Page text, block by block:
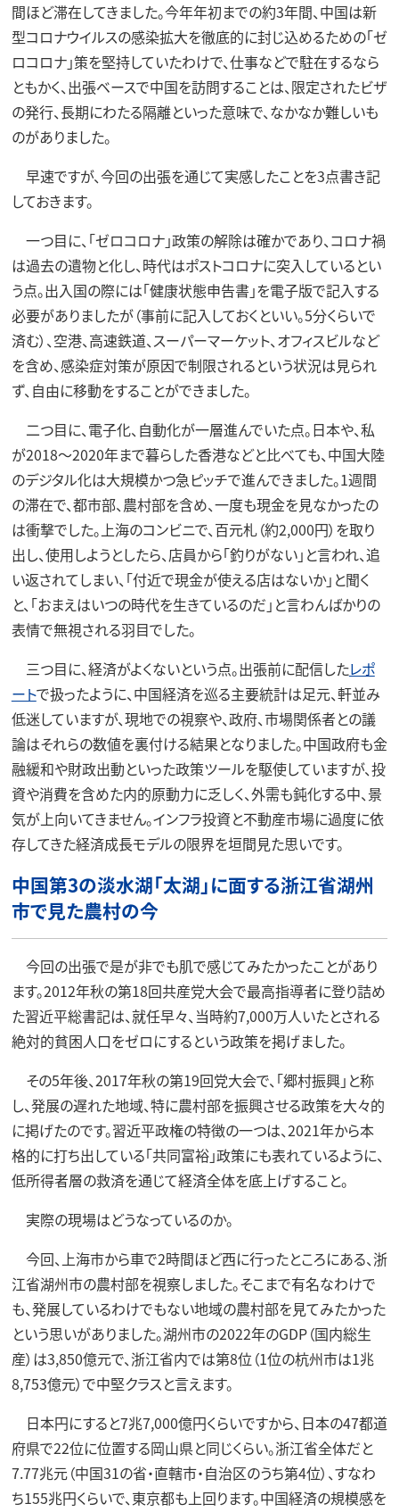
間ほど滞在してきました。今年年初までの約3年間、中国は新
型コロナウイルスの感染拡大を徹底的に封じ込めるための「ゼ
ロコロナ」策を堅持していたわけで、仕事などで駐在するなら
ともかく、出張ベースで中国を訪問することは、限定されたビザ
の発行、長期にわたる隔離といった意味で、なかなか難しいも
のがありました。
早速ですが、今回の出張を通じて実感したことを3点書き記
しておきます。
一つ目に、「ゼロコロナ」政策の解除は確かであり、コロナ禍
は過去の遺物と化し、時代はポストコロナに突入しているとい
う点。出入国の際には「健康状態申告書」を電子版で記入する
必要がありましたが（事前に記入しておくといい。5分くらいで
済む）、空港、高速鉄道、スーパーマーケット、オフィスビルなど
を含め、感染症対策が原因で制限されるという状況は見られ
ず、自由に移動をすることができました。
二つ目に、電子化、自動化が一層進んでいた点。日本や、私
が2018～2020年まで暮らした香港などと比べても、中国大陸
のデジタル化は大規模かつ急ピッチで進んできました。1週間
の滞在で、都市部、農村部を含め、一度も現金を見なかったの
は衝撃でした。上海のコンビニで、百元札（約2,000円）を取り
出し、使用しようとしたら、店員から「釣りがない」と言われ、追
い返されてしまい、「付近で現金が使える店はないか」と聞く
と、「おまえはいつの時代を生きているのだ」と言わんばかりの
表情で無視される羽目でした。
三つ目に、経済がよくないという点。出張前に配信したレポ
ートで扱ったように、中国経済を巡る主要統計は足元、軒並み
低迷していますが、現地での視察や、政府、市場関係者との議
論はそれらの数値を裏付ける結果となりました。中国政府も金
融緩和や財政出動といった政策ツールを駆使していますが、投
資や消費を含めた内的原動力に乏しく、外需も鈍化する中、景
気が上向いてきません。インフラ投資と不動産市場に過度に依
存してきた経済成長モデルの限界を垣間見た思いです。
中国第3の淡水湖「太湖」に面する浙江省湖州
市で見た農村の今
今回の出張で是が非でも肌で感じてみたかったことがあり
ます。2012年秋の第18回共産党大会で最高指導者に登り詰め
た習近平総書記は、就任早々、当時約7,000万人いたとされる
絶対的貧困人口をゼロにするという政策を掲げました。
その5年後、2017年秋の第19回党大会で、「郷村振興」と称
し、発展の遅れた地域、特に農村部を振興させる政策を大々的
に掲げたのです。習近平政権の特徴の一つは、2021年から本
格的に打ち出している「共同富裕」政策にも表れているように、
低所得者層の救済を通じて経済全体を底上げすること。
実際の現場はどうなっているのか。
今回、上海市から車で2時間ほど西に行ったところにある、浙
江省湖州市の農村部を視察しました。そこまで有名なわけで
も、発展しているわけでもない地域の農村部を見てみたかった
という思いがありました。湖州市の2022年のGDP（国内総生
産）は3,850億元で、浙江省内では第8位（1位の杭州市は1兆
8,753億元）で中堅クラスと言えます。
日本円にすると7兆7,000億円くらいですから、日本の47都道
府県で22位に位置する岡山県と同じくらい。浙江省全体だと
7.77兆元（中国31の省・直轄市・自治区のうち第4位）、すなわ
ち155兆円くらいで、東京都も上回ります。中国経済の規模感を